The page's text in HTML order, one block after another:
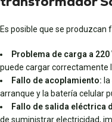
Es posible que se produzcan
Problema de carga a 220
puede cargar correctamente
Fallo de acoplamiento: la
arranque y la batería celular
Fallo de salida eléctrica
de suministrar electricidad,